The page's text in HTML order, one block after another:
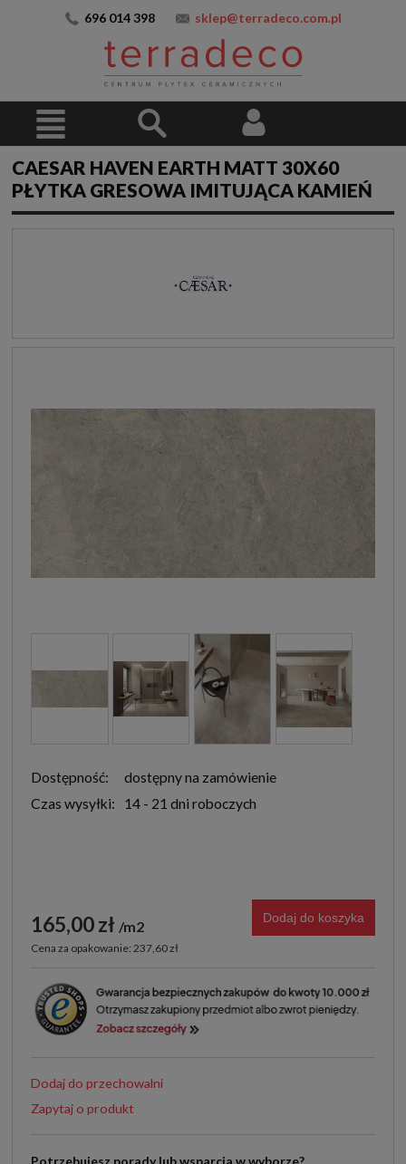
696 014 398 sklep@terradeco.com.pl
CAESAR HAVEN EARTH MATT 30X60
PŁYTKA GRESOWA IMITUJĄCA KAMIEŃ
Dostępność:
dostępny na zamówienie
Czas wysyłki:
14 - 21 dni roboczych
165,00 zł m2
Cena za opakowanie: 237,60 zł
Dodaj do koszyka
Dodaj do przechowalni
Zapytaj o produkt